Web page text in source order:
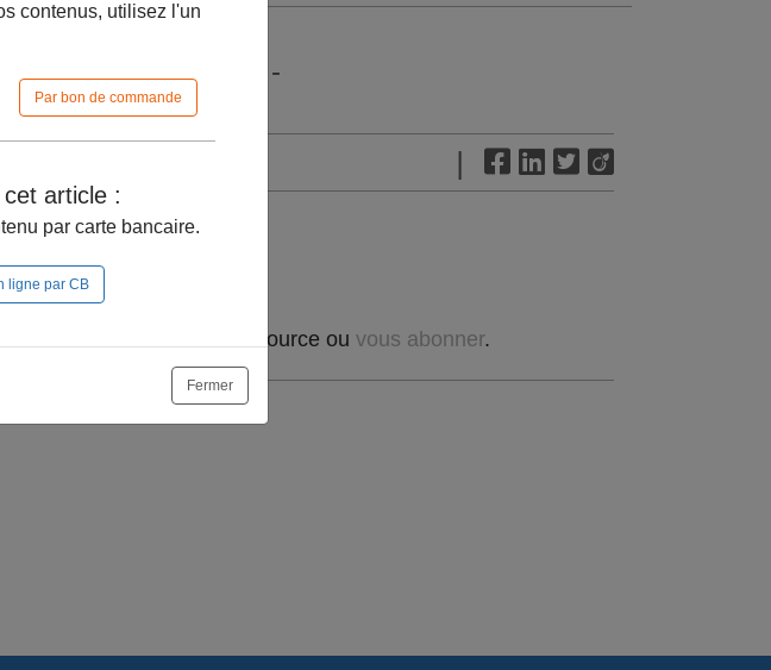
au Conseil d’Etat -
|
vous connecter
et son document source ou vous abonner.
contenus, utilisez l'un
Par bon de commande
article :
par carte bancaire.
ligne par CB
Fermer